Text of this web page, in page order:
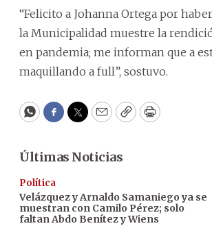
“Felicito a Johanna Ortega por
la Municipalidad muestre la
en pandemia; me informan que a
maquillando a full”, sostuvo.
WhatsApp
Facebook
Twitter
EmailCopyPrint
Últimas Noticias
Política
Velázquez y Arnaldo Samaniego ya se
muestran con Camilo Pérez; solo
faltan Abdo Benítez y Wiens